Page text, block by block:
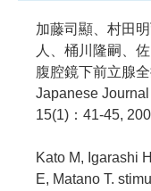
加藤司顯、村田
人、桶川隆嗣、
腹腔鏡下前立腺
Japanese
15(1)：41-45,
Kato M, Igarashi
E, Matano T.